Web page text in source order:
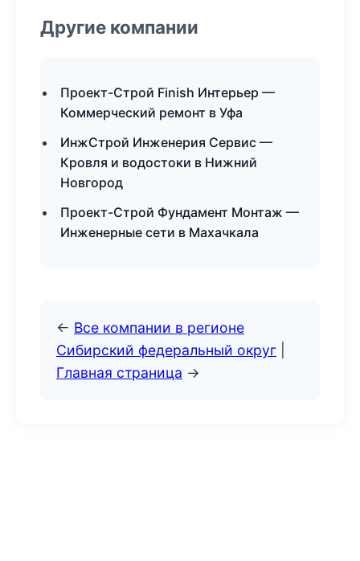
Другие компании
Проект-Строй Finish Интерьер —
Коммерческий ремонт в Уфа
ИнжСтрой Инженерия Сервис —
Кровля и водостоки в Нижний
Новгород
Проект-Строй Фундамент Монтаж —
Инженерные сети в Махачкала
← Все компании в регионе
Сибирский федеральный округ
Главная страница →